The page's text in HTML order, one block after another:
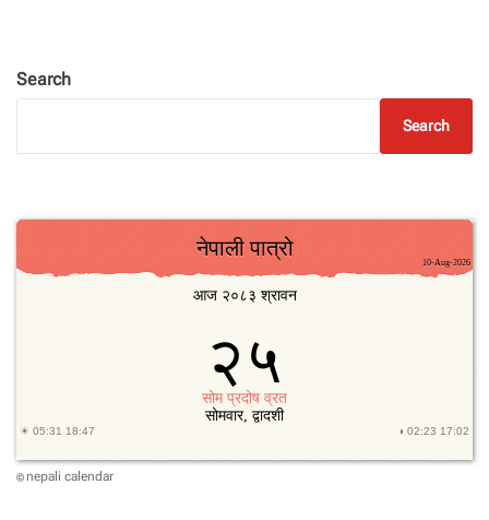
Search
Search
© nepali calendar